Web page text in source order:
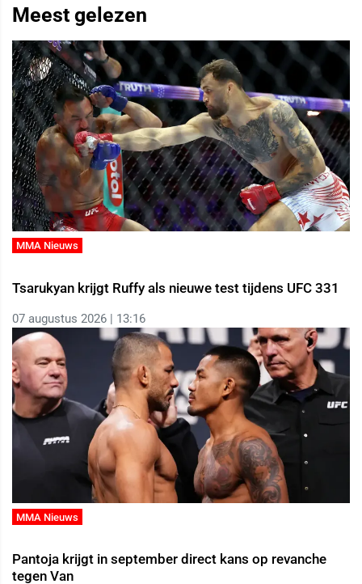
Meest gelezen
MMA Nieuws
Tsarukyan krijgt Ruffy als nieuwe test tijdens UFC 331
07 augustus 2026 | 13:16
MMA Nieuws
Pantoja krijgt in september direct kans op revanche
tegen Van